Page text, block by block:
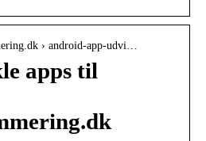
› android-app-udvi…
apps til